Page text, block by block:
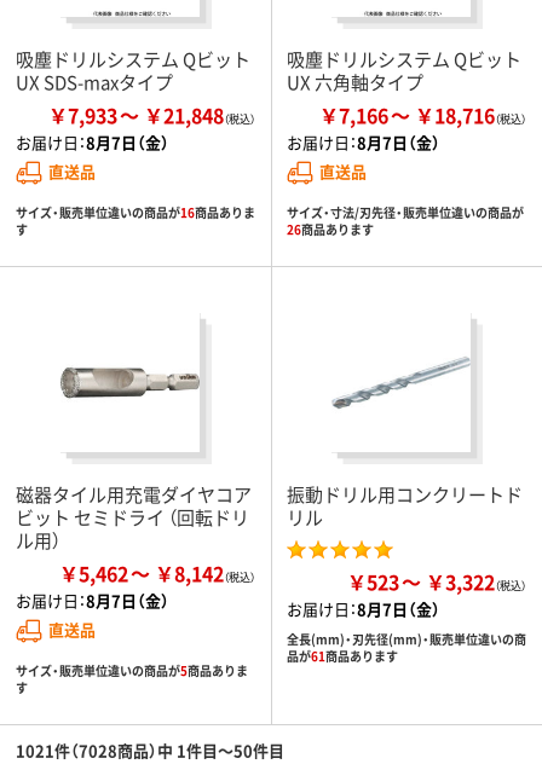
吸塵ドリルシステム Qビット
UX SDS-maxタイプ
￥7,933 ￥21,848
お届け日：8月7日（金）
直送品
サイズ・販売単位違いの商品が16商品ありま
す
吸塵ドリルシステム Qビット
UX 六角軸タイプ
￥7,166 ￥18,716
お届け日：8月7日（金）
直送品
サイズ・寸法/刃先径・販売単位違いの商品が
26商品あります
磁器タイル用充電ダイヤコア
ビット セミドライ （回転ドリ
ル用）
￥5,462 ￥8,142
お届け日：8月7日（金）
直送品
サイズ・販売単位違いの商品が5商品ありま
す
振動ドリル用コンクリートド
リル
￥523 ￥3,322
お届け日：8月7日（金）
全長(mm)・刃先径(mm)・販売単位違いの商
品が61商品あります
1021件（7028商品）中 1件目～50件目